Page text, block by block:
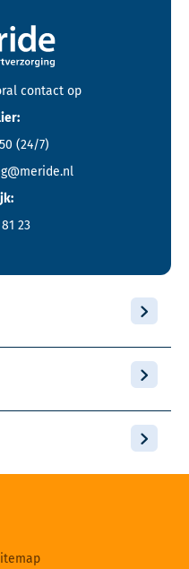
Meride
contact op
(24/7)
23